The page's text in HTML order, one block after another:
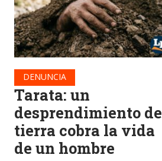
DENUNCIA
Tarata: un
desprendimiento de
tierra cobra la vida
de un hombre